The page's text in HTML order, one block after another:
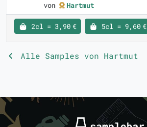
von
Hartmut
2cl = 3,90 € 5cl = 9,60 €
Alle Samples von Hartmut